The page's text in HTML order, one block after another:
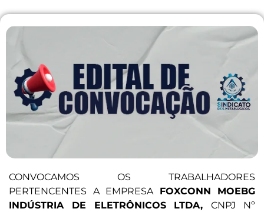
CONVOCAMOS OS TRABALHADORES
PERTENCENTES A EMPRESA FOXCONN MOEBG
INDÚSTRIA DE ELETRÔNICOS LTDA,CNPJ Nº